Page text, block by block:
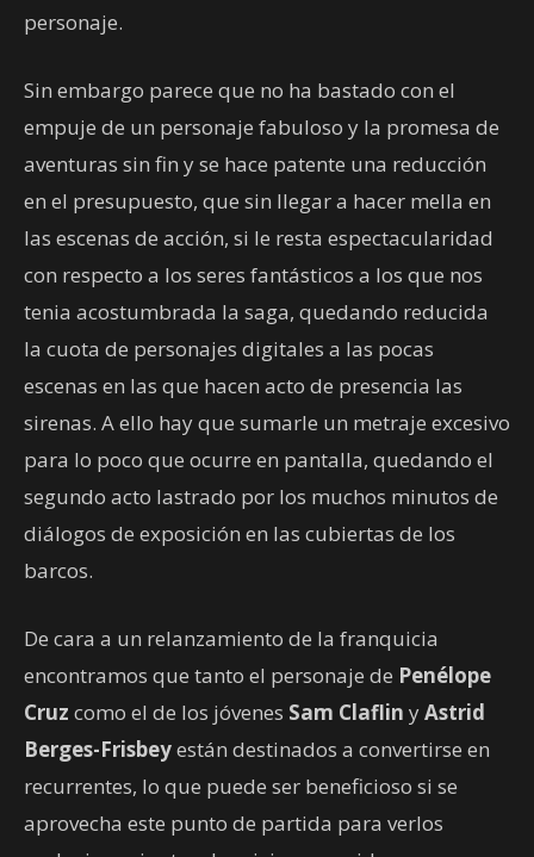
personaje.
Sin embargo parece que no ha bastado con el
empuje de un personaje fabuloso y la promesa de
aventuras sin fin y se hace patente una reducción
en el presupuesto, que sin llegar a hacer mella en
las escenas de acción, si le resta espectacularidad
con respecto a los seres fantásticos a los que nos
tenia acostumbrada la saga, quedando reducida
la cuota de personajes digitales a las pocas
escenas en las que hacen acto de presencia las
sirenas. A ello hay que sumarle un metraje excesivo
para lo poco que ocurre en pantalla, quedando el
segundo acto lastrado por los muchos minutos de
diálogos de exposición en las cubiertas de los
barcos.
De cara a un relanzamiento de la franquicia
encontramos que tanto el personaje de Penélope
Cruz como el de los jóvenes Sam Claflin yAstrid
Berges-Frisbeyestán destinados a convertirse en
recurrentes, lo que puede ser beneficioso si se
aprovecha este punto de partida para verlos